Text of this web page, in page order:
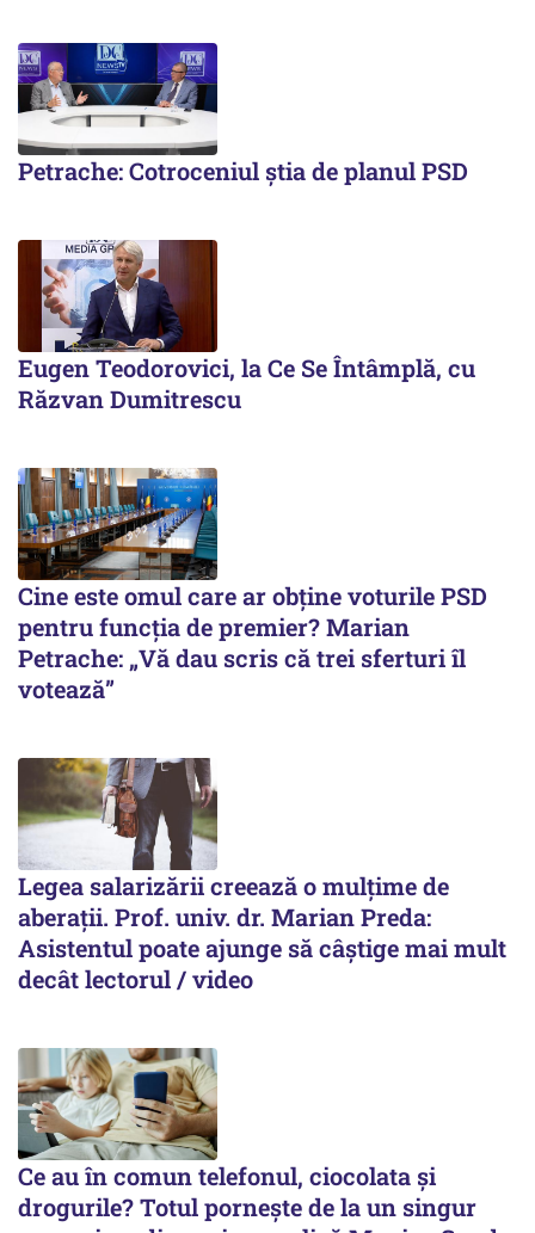
Petrache: Cotroceniul știa de planul PSD
Eugen Teodorovici, la Ce Se Întâmplă, cu
Răzvan Dumitrescu
Cine este omul care ar obține voturile PSD
pentru funcția de premier? Marian
Petrache: „Vă dau scris că trei sferturi îl
votează”
Legea salarizării creează o mulțime de
aberații. Prof. univ. dr. Marian Preda:
Asistentul poate ajunge să câștige mai mult
decât lectorul / video
Ce au în comun telefonul, ciocolata și
drogurile? Totul pornește de la un singur